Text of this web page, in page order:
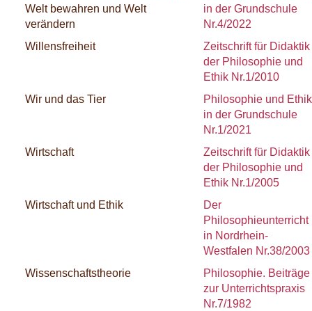
Welt bewahren und Welt
verändern
in der Grundschule
Nr.4/2022
Willensfreiheit
Zeitschrift für Didaktik
der Philosophie und
Ethik Nr.1/2010
Wir und das Tier
Philosophie und Ethik
in der Grundschule
Nr.1/2021
Wirtschaft
Zeitschrift für Didaktik
der Philosophie und
Ethik Nr.1/2005
Wirtschaft und Ethik
Der
Philosophieunterricht
in Nordrhein-
Westfalen Nr.38/2003
Wissenschaftstheorie
Philosophie. Beiträge
zur Unterrichtspraxis
Nr.7/1982